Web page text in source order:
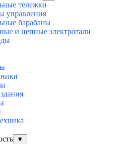
тележки
управления
барабаны
и цепные электротали
▼